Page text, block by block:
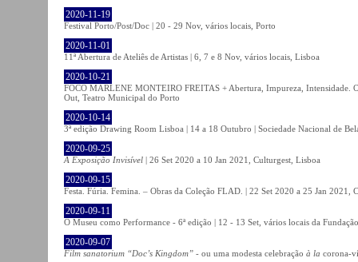
2020-11-19
Festival Porto/Post/Doc | 20 - 29 Nov, vários locais, Porto
2020-11-01
11ª Abertura de Ateliês de Artistas | 6, 7 e 8 Nov, vários locais, Lisboa
2020-10-21
FOCO MARLENE MONTEIRO FREITAS + Abertura, Impureza, Intensidade.
Out, Teatro Municipal do Porto
2020-10-14
3ª edição Drawing Room Lisboa | 14 a 18 Outubro | Sociedade Nacional de
2020-09-25
A Exposição Invisível | 26 Set 2020 a 10 Jan 2021, Culturgest, Lisboa
2020-09-15
Festa. Fúria. Femina. – Obras da Coleção FLAD. | 22 Set 2020 a 25 Jan
2020-09-11
O Museu como Performance - 6ª edição | 12 - 13 Set, vários locais da
2020-09-07
Film sanatorium “Doc’s Kingdom” - ou uma modesta celebração à la corona-